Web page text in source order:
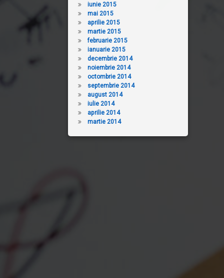
iunie 2015
mai 2015
aprilie 2015
martie 2015
februarie 2015
ianuarie 2015
decembrie 2014
noiembrie 2014
octombrie 2014
septembrie 2014
august 2014
iulie 2014
aprilie 2014
martie 2014